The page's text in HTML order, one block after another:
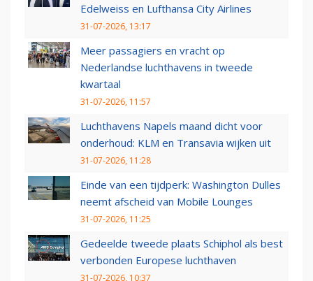
Edelweiss en Lufthansa City Airlines
31-07-2026, 13:17
Meer passagiers en vracht op
Nederlandse luchthavens in tweede
kwartaal
31-07-2026, 11:57
Luchthavens Napels maand dicht voor
onderhoud: KLM en Transavia wijken uit
31-07-2026, 11:28
Einde van een tijdperk: Washington Dulles
neemt afscheid van Mobile Lounges
31-07-2026, 11:25
Gedeelde tweede plaats Schiphol als best
verbonden Europese luchthaven
31-07-2026, 10:37